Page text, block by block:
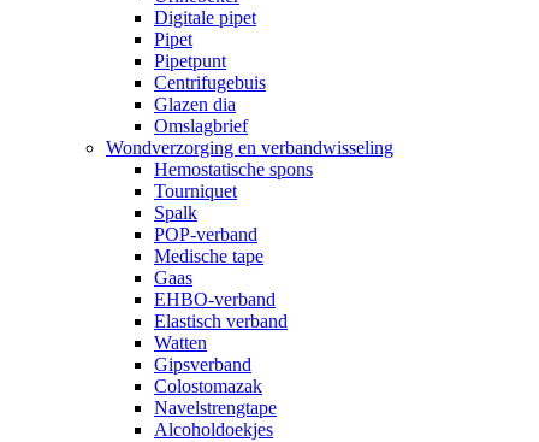
Digitale pipet
Pipet
Pipetpunt
Centrifugebuis
Glazen dia
Omslagbrief
Wondverzorging en verbandwisseling
Hemostatische spons
Tourniquet
Spalk
POP-verband
Medische tape
Gaas
EHBO-verband
Elastisch verband
Watten
Gipsverband
Colostomazak
Navelstrengtape
Alcoholdoekjes